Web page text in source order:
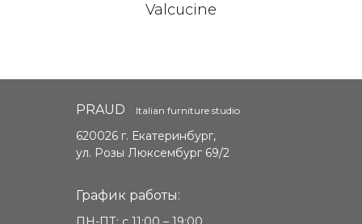
Valcucine
PRAUD
620026 г. Екатеринбург,
ул. Розы Люксембург 69/2
График работы:
Italian furniture studio